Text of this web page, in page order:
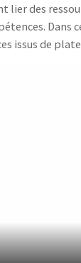
lier des
Dans
issus de